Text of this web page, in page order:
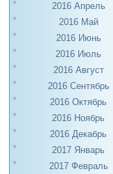
2016 Апрель
2016 Май
2016 Июнь
2016 Июль
2016 Август
2016 Сентябрь
2016 Октябрь
2016 Ноябрь
2016 Декабрь
2017 Январь
2017 Февраль